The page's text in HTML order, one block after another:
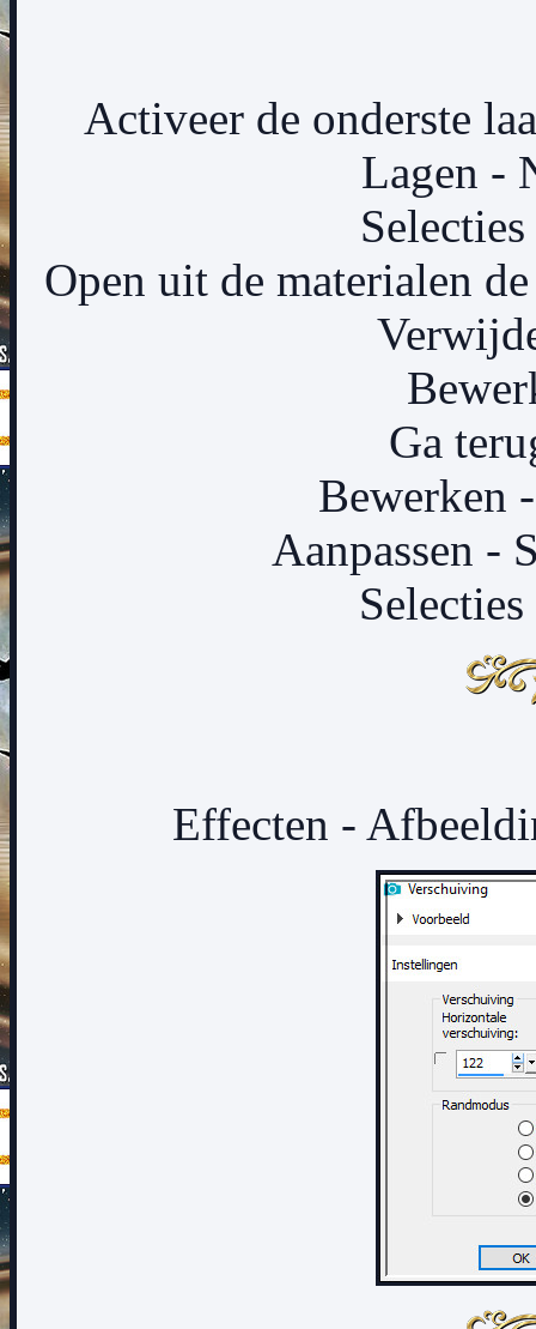
Activeer de onderste
Lagen -
Open uit de materialen
Ga
Bewerken
Aanpassen -
Effecten -